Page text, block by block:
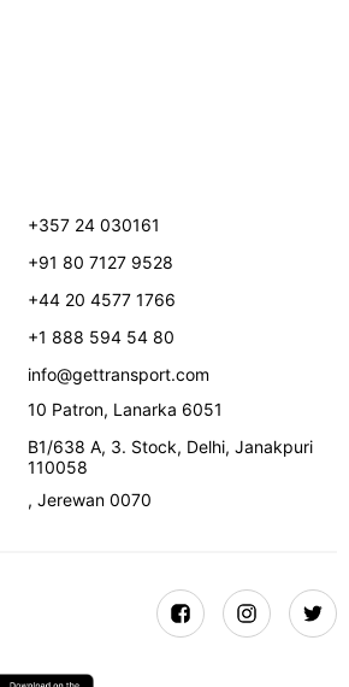
+357 24 030161
+91 80 7127 9528
+44 20 4577 1766
+1 888 594 54 80
info@gettransport.com
10 Patron, Lanarka 6051
B1/638 A, 3. Stock, Delhi,Janakpuri
110058
,Jerewan 0070